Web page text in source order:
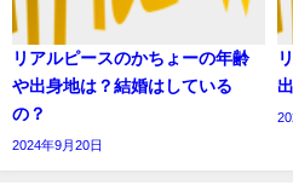
リアルピースのかちょーの年齢
や出身地は？結婚はしている
の？
2024年9月20日